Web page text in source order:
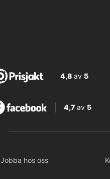
4,8 av5
4,7av 5
Jobba hos oss